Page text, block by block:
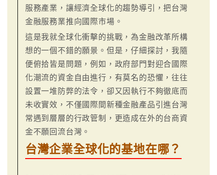
服務產業，讓經濟全球化的趨勢導引，把台灣
金融服務業推向國際市場。
這是我就全球化衝擊的挑戰，為金融改革所構
想的一個不錯的願景。但是，仔細探討，我隨
便俯拾皆是問題，例如，政府部門對迎合國際
化潮流的資金自由進行，有莫名的恐懼，往往
設置一堆防弊的法令，卻又因執行不夠徹底而
未收實效，不僅國際間新種金融產品引進台灣
常遇到層層的行政管制，更造成在外的台商資
金不願回流台灣。
台灣企業全球化的基地在哪？